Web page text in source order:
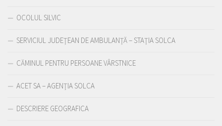
OCOLUL SILVIC
SERVICIUL JUDEŢEAN DE AMBULANŢĂ – STAŢIA SOLCA
CĂMINUL PENTRU PERSOANE VÂRSTNICE
ACET SA – AGENŢIA SOLCA
DESCRIERE GEOGRAFICA